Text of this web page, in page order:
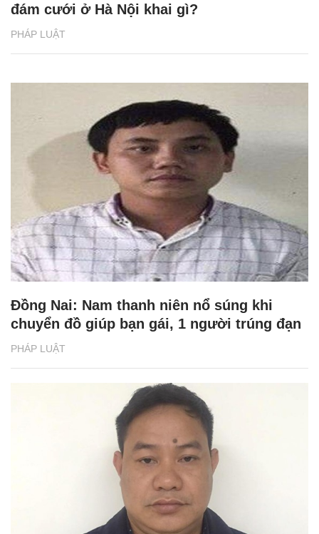
PHÁP LUẬT
đám cưới ở Hà Nội khai gì?
PHÁP LUẬT
Đồng Nai: Nam thanh niên nổ súng khi
chuyển đồ giúp bạn gái, 1 người trúng đạn